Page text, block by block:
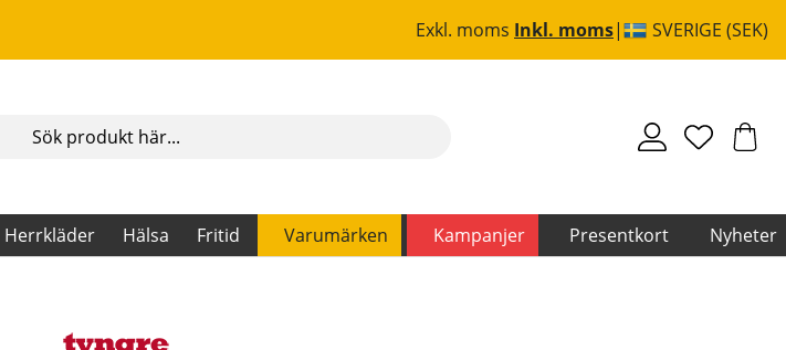
Exkl. moms Inkl. moms SVERIGE (SEK)
Herrkläder Hälsa Fritid Varumärken Kampanjer Presentkort Nyheter